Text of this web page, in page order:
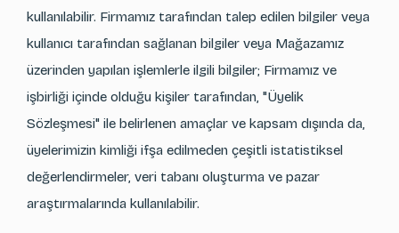
kullanılabilir. Firmamız tarafından talep edilen bilgiler veya
kullanıcı tarafından sağlanan bilgiler veya Mağazamız
üzerinden yapılan işlemlerle ilgili bilgiler; Firmamız ve
işbirliği içinde olduğu kişiler tarafından, "Üyelik
Sözleşmesi" ile belirlenen amaçlar ve kapsam dışında da,
üyelerimizin kimliği ifşa edilmeden çeşitli istatistiksel
değerlendirmeler, veri tabanı oluşturma ve pazar
araştırmalarında kullanılabilir.